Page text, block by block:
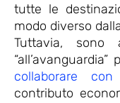
tutte le
modo diverso
Tuttavia, sono
collaborare
contributo